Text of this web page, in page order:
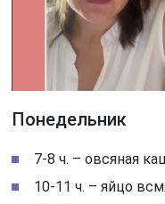
Понедельник
7-8 ч. – овсяная
10-11 ч. – яйцо